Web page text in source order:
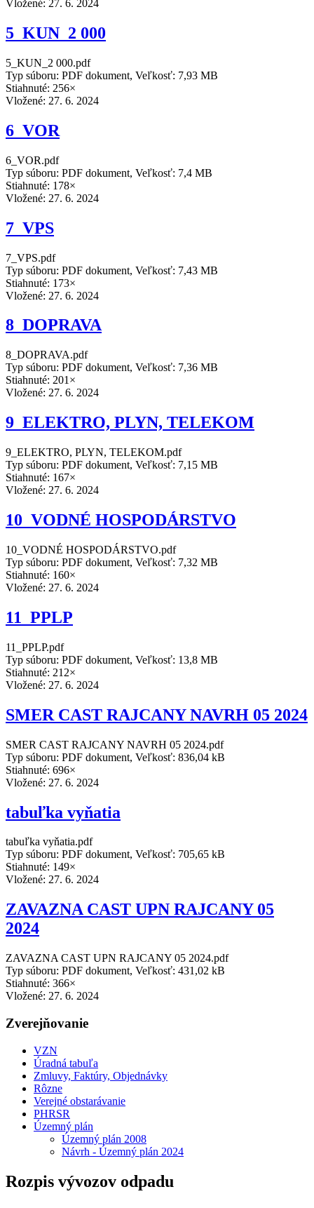
Vložené: 27. 6. 2024
5_KUN_2 000
5_KUN_2 000.pdf
Typ súboru: PDF dokument, Veľkosť: 7,93 MB
Stiahnuté: 256×
Vložené: 27. 6. 2024
6_VOR
6_VOR.pdf
Typ súboru: PDF dokument, Veľkosť: 7,4 MB
Stiahnuté: 178×
Vložené: 27. 6. 2024
7_VPS
7_VPS.pdf
Typ súboru: PDF dokument, Veľkosť: 7,43 MB
Stiahnuté: 173×
Vložené: 27. 6. 2024
8_DOPRAVA
8_DOPRAVA.pdf
Typ súboru: PDF dokument, Veľkosť: 7,36 MB
Stiahnuté: 201×
Vložené: 27. 6. 2024
9_ELEKTRO, PLYN, TELEKOM
9_ELEKTRO, PLYN, TELEKOM.pdf
Typ súboru: PDF dokument, Veľkosť: 7,15 MB
Stiahnuté: 167×
Vložené: 27. 6. 2024
10_VODNÉ HOSPODÁRSTVO
10_VODNÉ HOSPODÁRSTVO.pdf
Typ súboru: PDF dokument, Veľkosť: 7,32 MB
Stiahnuté: 160×
Vložené: 27. 6. 2024
11_PPLP
11_PPLP.pdf
Typ súboru: PDF dokument, Veľkosť: 13,8 MB
Stiahnuté: 212×
Vložené: 27. 6. 2024
SMER CAST RAJCANY NAVRH 05 2024
SMER CAST RAJCANY NAVRH 05 2024.pdf
Typ súboru: PDF dokument, Veľkosť: 836,04 kB
Stiahnuté: 696×
Vložené: 27. 6. 2024
tabuľka vyňatia
tabuľka vyňatia.pdf
Typ súboru: PDF dokument, Veľkosť: 705,65 kB
Stiahnuté: 149×
Vložené: 27. 6. 2024
ZAVAZNA CAST UPN RAJCANY 05
2024
ZAVAZNA CAST UPN RAJCANY 05 2024.pdf
Typ súboru: PDF dokument, Veľkosť: 431,02 kB
Stiahnuté: 366×
Vložené: 27. 6. 2024
Zverejňovanie
VZN
Úradná tabuľa
Zmluvy, Faktúry, Objednávky
Rôzne
Verejné obstarávanie
PHRSR
Územný plán
Územný plán 2008
Návrh - Územný plán 2024
Rozpis vývozov odpadu